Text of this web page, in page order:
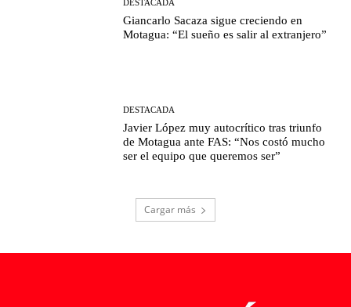
DESTACADA
Giancarlo Sacaza sigue creciendo en
Motagua: “El sueño es salir al extranjero”
DESTACADA
Javier López muy autocrítico tras triunfo
de Motagua ante FAS: “Nos costó mucho
ser el equipo que queremos ser”
Cargar más